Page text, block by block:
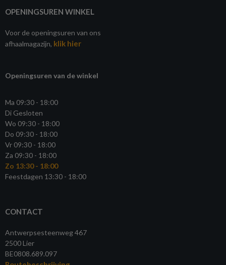
OPENINGSUREN WINKEL
Voor de openingsuren van ons
afhaalmagazijn, klik hier
Openingsuren van de winkel
Ma 09:30 - 18:00
Di Gesloten
Wo 09:30 - 18:00
Do 09:30 - 18:00
Vr 09:30 - 18:00
Za 09:30 - 18:00
Zo 13:30 - 18:00
Feestdagen 13:30 - 18:00
CONTACT
Antwerpsesteenweg 467
2500 Lier
BE0808.689.097